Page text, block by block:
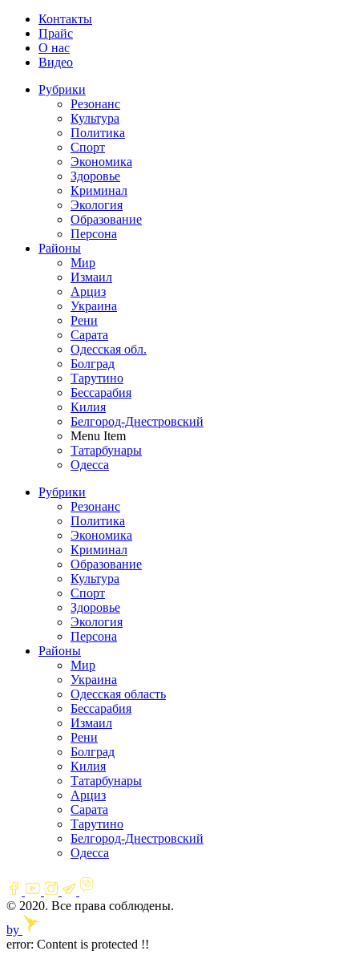
Контакты
Прайс
О нас
Видео
Рубрики
Резонанс
Культура
Политика
Спорт
Экономика
Здоровье
Криминал
Экология
Образование
Персона
Районы
Мир
Измаил
Арциз
Украина
Рени
Сарата
Одесская обл.
Болград
Тарутино
Бессарабия
Килия
Белгород-Днестровский
Menu Item
Татарбунары
Одесса
Рубрики
Резонанс
Политика
Экономика
Криминал
Образование
Культура
Спорт
Здоровье
Экология
Персона
Районы
Мир
Украина
Одесская область
Бессарабия
Измаил
Рени
Болград
Килия
Татарбунары
Арциз
Сарата
Тарутино
Белгород-Днестровский
Одесса
© 2020. Все права соблюдены.
by
error: Content is protected !!